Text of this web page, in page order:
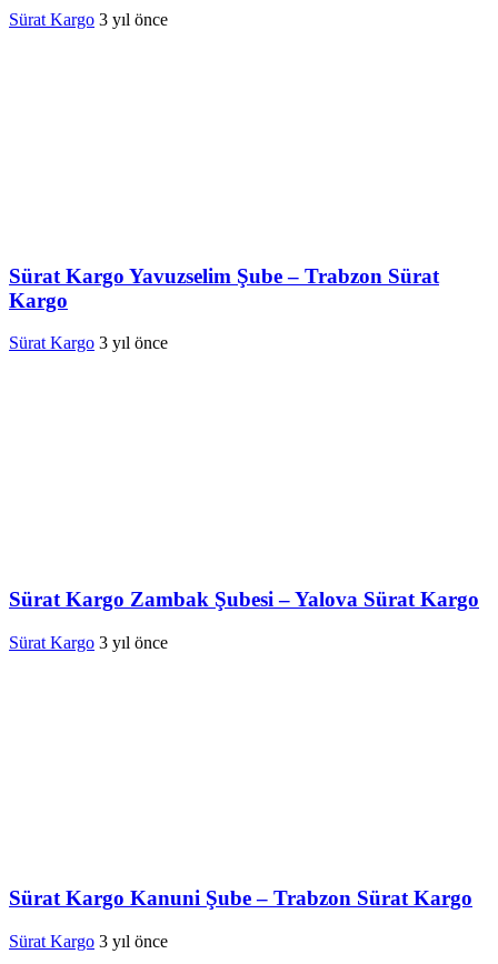
Sürat Kargo 3 yıl önce
Sürat Kargo Yavuzselim Şube – Trabzon Sürat
Kargo
Sürat Kargo 3 yıl önce
Sürat Kargo Zambak Şubesi – Yalova Sürat Kargo
Sürat Kargo 3 yıl önce
Sürat Kargo Kanuni Şube – Trabzon Sürat Kargo
Sürat Kargo 3 yıl önce